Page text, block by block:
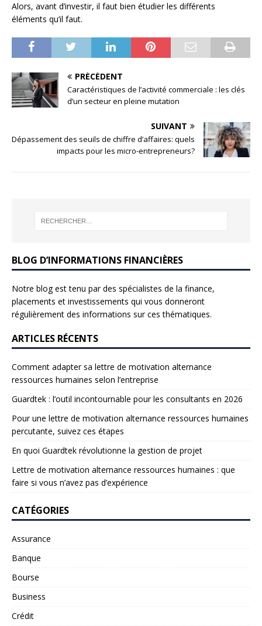
Alors, avant d’investir, il faut bien étudier les différents
éléments qu’il faut.
PRÉCÉDENT
Caractéristiques de l’activité commerciale : les clés
d’un secteur en pleine mutation
SUIVANT
Dépassement des seuils de chiffre d’affaires: quels
impacts pour les micro-entrepreneurs?
BLOG D’INFORMATIONS FINANCIÈRES
Notre blog est tenu par des spécialistes de la finance,
placements et investissements qui vous donneront
régulièrement des informations sur ces thématiques.
ARTICLES RÉCENTS
Comment adapter sa lettre de motivation alternance
ressources humaines selon l’entreprise
Guardtek : l’outil incontournable pour les consultants en 2026
Pour une lettre de motivation alternance ressources humaines
percutante, suivez ces étapes
En quoi Guardtek révolutionne la gestion de projet
Lettre de motivation alternance ressources humaines : que
faire si vous n’avez pas d’expérience
CATÉGORIES
Assurance
Banque
Bourse
Business
Crédit